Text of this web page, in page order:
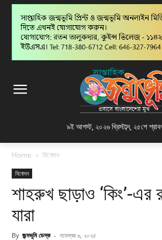
৯ই আগস্ট, ২০২৬ খ্রিস্টাব্দ, ২৫শে
Home বিনোদন
বিনোদন
শাহরুখ ছাড়াও ‘কিং’-এর
যারা
By জন্মভূমি ডেস্ক - নভেম্বর ৬, ২০২৫